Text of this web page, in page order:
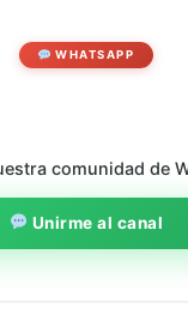
WHATSAPP
comunidad de
Unirme al canal